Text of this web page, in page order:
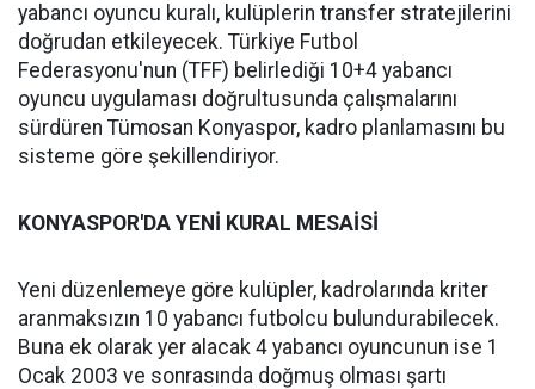
yabancı oyuncu kuralı, kulüplerin transfer stratejilerini
doğrudan etkileyecek. Türkiye Futbol
Federasyonu'nun (TFF) belirlediği 10+4 yabancı
oyuncu uygulaması doğrultusunda çalışmalarını
sürdüren Tümosan Konyaspor, kadro planlamasını bu
sisteme göre şekillendiriyor.
KONYASPOR'DA YENİ KURAL MESAİSİ
Yeni düzenlemeye göre kulüpler, kadrolarında kriter
aranmaksızın 10 yabancı futbolcu bulundurabilecek.
Buna ek olarak yer alacak 4 yabancı oyuncunun ise 1
Ocak 2003 ve sonrasında doğmuş olması şartı